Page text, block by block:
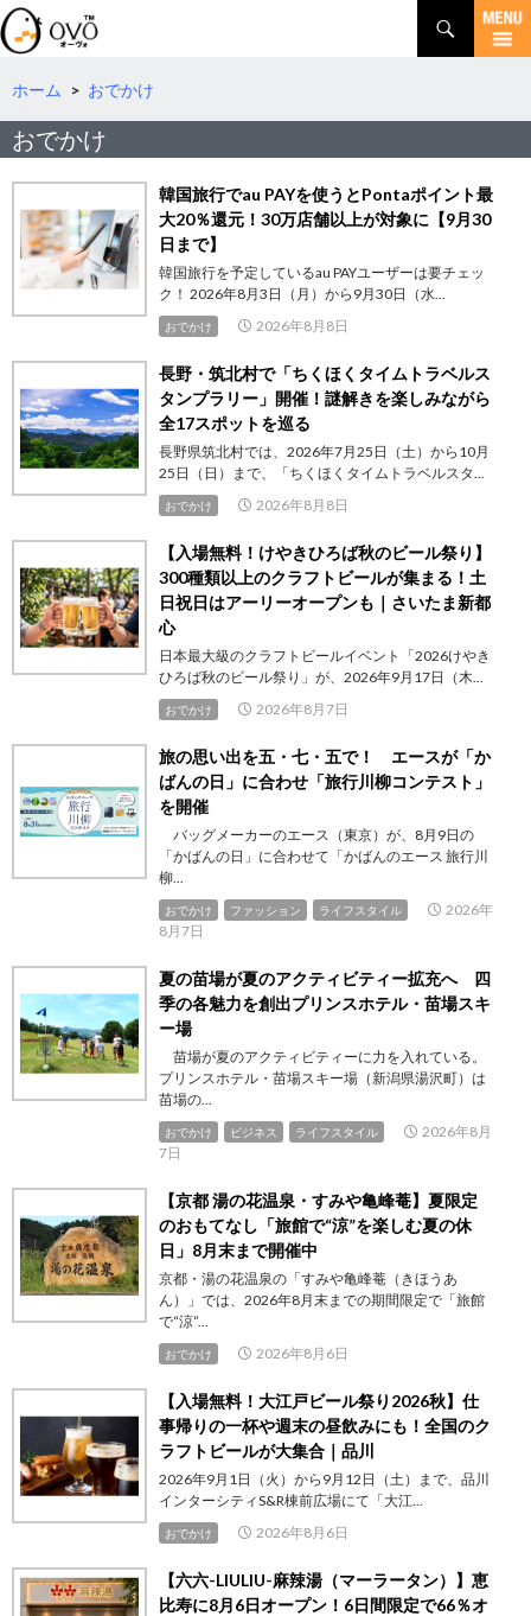
検
索
コ
テ
ツ
へ
移
ホーム > おでかけ
おでかけ
韓国旅行でau PAYを使うとPontaポイント最
大20％還元！30万店舗以上が対象に【9月30
日まで】
韓国旅行を予定しているau PAYユーザーは要チェッ
ク！ 2026年8月3日（月）から9月30日（水...
おでかけ 2026年8月8日
長野・筑北村で「ちくほくタイムトラベルス
タンプラリー」開催！謎解きを楽しみながら
全17スポットを巡る
長野県筑北村では、2026年7月25日（土）から10月
25日（日）まで、「ちくほくタイムトラベルスタ...
おでかけ 2026年8月8日
【入場無料！けやきひろば秋のビール祭り】
300種類以上のクラフトビールが集まる！土
日祝日はアーリーオープンも｜さいたま新都
心
日本最大級のクラフトビールイベント「2026けやき
ひろば秋のビール祭り」が、2026年9月17日（木...
おでかけ 2026年8月7日
旅の思い出を五・七・五で！ エースが「か
ばんの日」に合わせ「旅行川柳コンテスト」
を開催
バッグメーカーのエース（東京）が、8月9日の
「かばんの日」に合わせて「かばんのエース 旅行川
柳...
おでかけ ファッション ライフスタイル
2026年
8月7日
夏の苗場が夏のアクティビティー拡充へ 四
季の各魅力を創出プリンスホテル・苗場スキ
ー場
苗場が夏のアクティビティーに力を入れている。
プリンスホテル・苗場スキー場（新潟県湯沢町）は
苗場の...
おでかけ ビジネス ライフスタイル
2026年8月
7日
【京都 湯の花温泉・すみや亀峰菴】夏限定
のおもてなし「旅館で“涼”を楽しむ夏の休
日」8月末まで開催中
京都・湯の花温泉の「すみや亀峰菴（きほうあ
ん）」では、2026年8月末までの期間限定で「旅館
で“涼”...
おでかけ 2026年8月6日
【入場無料！大江戸ビール祭り2026秋】仕
事帰りの一杯や週末の昼飲みにも！全国のク
ラフトビールが大集合｜品川
2026年9月1日（火）から9月12日（土）まで、品川
インターシティS&R棟前広場にて「大江...
おでかけ 2026年8月6日
【六六-LIULIU-麻辣湯（マーラータン）】恵
比寿に8月6日オープン！6日間限定で66％オ